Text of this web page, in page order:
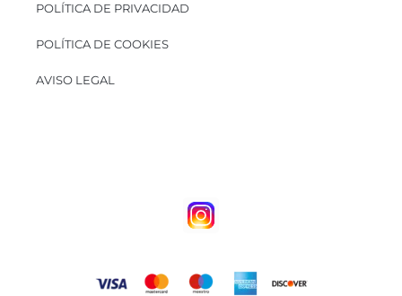
POLÍTICA DE PRIVACIDAD
POLÍTICA DE COOKIES
AVISO LEGAL